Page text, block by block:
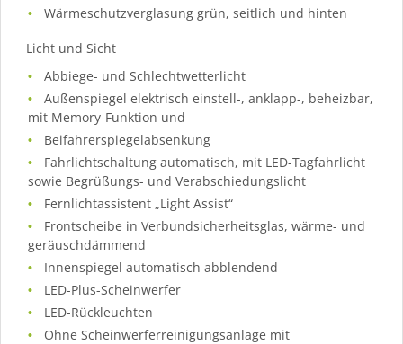
Wärmeschutzverglasung grün, seitlich und hinten
Licht und Sicht
Abbiege- und Schlechtwetterlicht
Außenspiegel elektrisch einstell-, anklapp-, beheizbar,
mit Memory-Funktion und
Beifahrerspiegelabsenkung
Fahrlichtschaltung automatisch, mit LED-Tagfahrlicht
sowie Begrüßungs- und Verabschiedungslicht
Fernlichtassistent „Light Assist“
Frontscheibe in Verbundsicherheitsglas, wärme- und
geräuschdämmend
Innenspiegel automatisch abblendend
LED-Plus-Scheinwerfer
LED-Rückleuchten
Ohne Scheinwerferreinigungsanlage mit